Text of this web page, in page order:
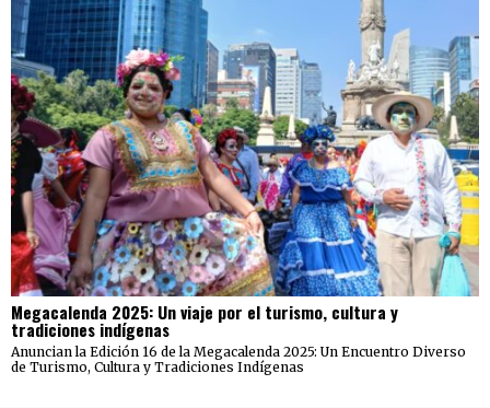
Megacalenda 2025: Un viaje por el turismo, cultura y
tradiciones indígenas
Anuncian la Edición 16 de la Megacalenda 2025: Un Encuentro Diverso
de Turismo, Cultura y Tradiciones Indígenas